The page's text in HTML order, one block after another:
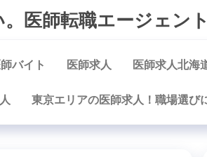
医師転職エージェン
バイト 医師求人 医師求人北海
東京エリアの医師求人！職場選び